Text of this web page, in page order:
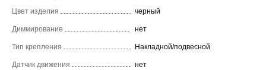
Цвет изделия черный
Диммирование нет
Тип крепления Накладной/подвесной
Датчик движения нет